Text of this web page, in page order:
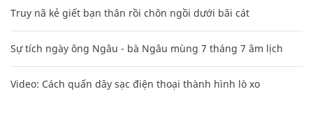
Truy nã kẻ giết bạn thân rồi chôn ngồi dưới bãi cát
Sự tích ngày ông Ngâu - bà Ngâu mùng 7 tháng 7 âm lịch
Video: Cách quấn dây sạc điện thoại thành hình lò xo